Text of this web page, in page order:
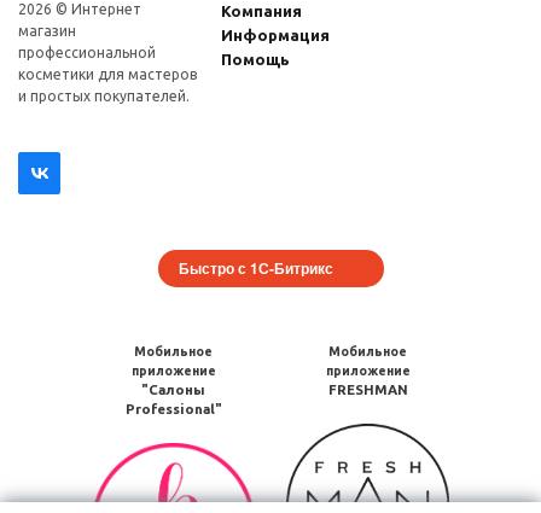
2026 © Интернет
магазин
профеcсиональной
косметики для мастеров
и простых покупателей.
Компания
Информация
Помощь
Быстро с 1С-Битрикс
Мобильное
приложение
"Салоны
Professional"
Мобильное
приложение
Салоны
Мобильное
приложение
FRESHMAN
Мобильное
приложение
FRESHMAN